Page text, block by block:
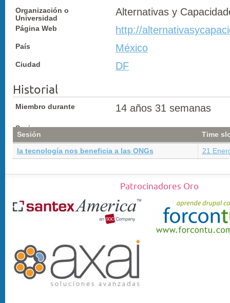
Organización o
Universidad
Alternativas y
Página Web http://
País México
Ciudad DF
Historial
Miembro durante 14 años 31 semanas
Sesiones
Sesión
Time
la tecnología nos beneficia a las ONGs
21
Patrocinadores Oro